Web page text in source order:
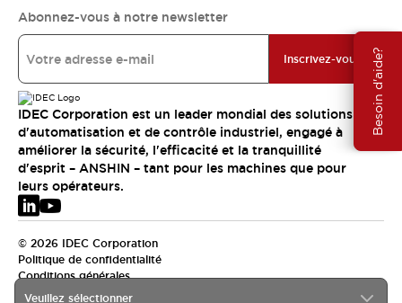
Besoin d'aide?
Veuillez sélectionner
Abonnez-vous à notre newsletter
Inscrivez-vous
IDEC Corporation est un leader mondial des solutions
d'automatisation et de contrôle industriel, engagé à
améliorer la sécurité, l'efficacité et la tranquillité
d'esprit – ANSHIN – tant pour les machines que pour
leurs opérateurs.
© 2026 IDEC Corporation
Politique de confidentialité
Conditions générales